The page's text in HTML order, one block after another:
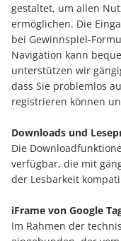
gestaltet, um allen
ermöglichen. Die
bei Gewinnspiel-
Navigation kann
unterstützen wir
dass Sie problemlos
registrieren können
Downloads und
Die
verfügbar, die mit
der Lesbarkeit
iFrame von Google
Im Rahmen der